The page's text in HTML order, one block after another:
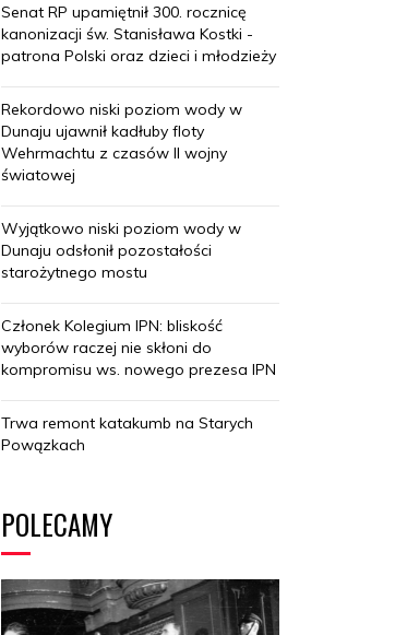
Senat RP upamiętnił 300. rocznicę
kanonizacji św. Stanisława Kostki -
patrona Polski oraz dzieci i młodzieży
Rekordowo niski poziom wody w
Dunaju ujawnił kadłuby floty
Wehrmachtu z czasów II wojny
światowej
Wyjątkowo niski poziom wody w
Dunaju odsłonił pozostałości
starożytnego mostu
Członek Kolegium IPN: bliskość
wyborów raczej nie skłoni do
kompromisu ws. nowego prezesa IPN
Trwa remont katakumb na Starych
Powązkach
POLECAMY